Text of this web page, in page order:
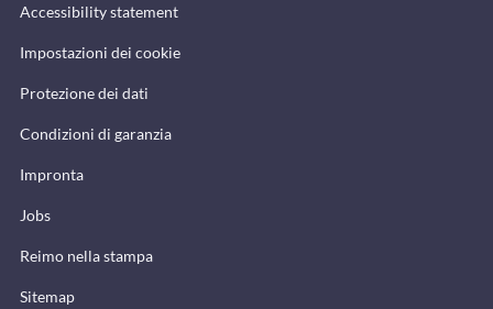
Accessibility statement
Impostazioni dei cookie
Protezione dei dati
Condizioni di garanzia
Impronta
Jobs
Reimo nella stampa
Sitemap